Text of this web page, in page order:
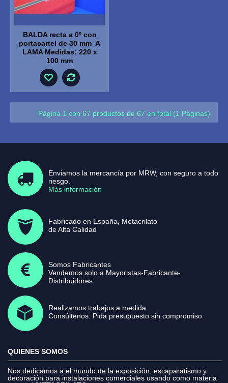
BALDA recta a 0º con
portacartel de 30 mm A
LAMA Medidas: 220 x
100 mm
Página 1 con 67 productos de 67 en total (1 Paginas)
Enviamos la mercancía por MRW, con seguro a todo
riesgo.
Más información
Fabricado en España, Metacrilato
de Alta Calidad
Somos Fabricantes
Vendemos solo a Mayoristas-Fabricante-
Distribuidores
Realizamos trabajos a medida
Consúltenos. Pida presupuesto sin compromiso
QUIENES SOMOS
Nos dedicamos a el mundo de la exposición, escaparatismo y
decoración para instalaciones comerciales usando como materia